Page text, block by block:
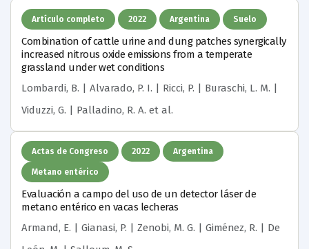
Artículo completo 2022 Argentina Suelo
Combination of cattle urine and dung patches synergically
increased nitrous oxide emissions from a temperate
grassland under wet conditions
Lombardi, B. | Alvarado, P. I. | Ricci, P. | Buraschi, L. M. |
Viduzzi, G. | Palladino, R. A. et al.
Actas de Congreso 2022 Argentina
Metano entérico
Evaluación a campo del uso de un detector láser de
metano entérico en vacas lecheras
Armand, E. | Gianasi, P. | Zenobi, M. G. | Giménez, R. | De